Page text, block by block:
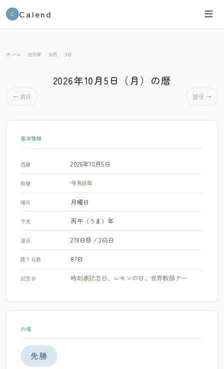
C Calend ☰
ホーム 2026年 10月 5日
← 前日
2026年10月5日（月） の暦
翌日 →
基本情報
西暦 2026年10月5日
和暦 令和8年
曜日 月曜日
干支 丙午（うま）年
通日 278日目 / 365日
残り日数 87日
記念日 時刻表記念日、 レモンの日 、 世界教師デー
六曜
先勝